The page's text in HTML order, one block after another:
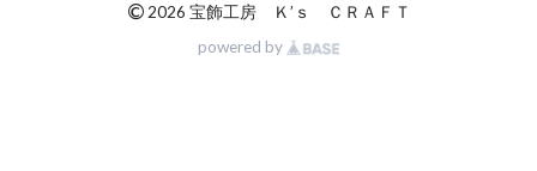
©2026 宝飾工房 Ｋ’ｓ ＣＲＡＦＴ
powered by